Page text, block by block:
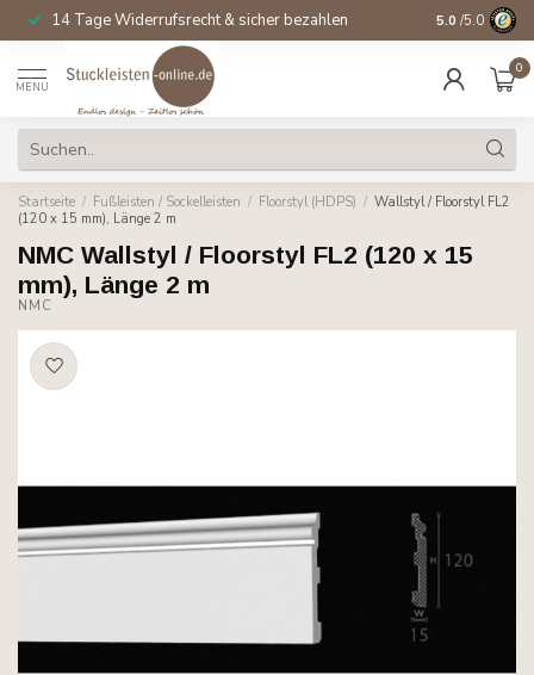
14 Tage Widerrufsrecht & sicher bezahlen 5.0 /5.0
MENU
0
Startseite / Fußleisten / Sockelleisten / Floorstyl (HDPS) / Wallstyl / Floorstyl FL2
(120 x 15 mm), Länge 2 m
NMC Wallstyl / Floorstyl FL2 (120 x 15
mm), Länge 2 m
NMC